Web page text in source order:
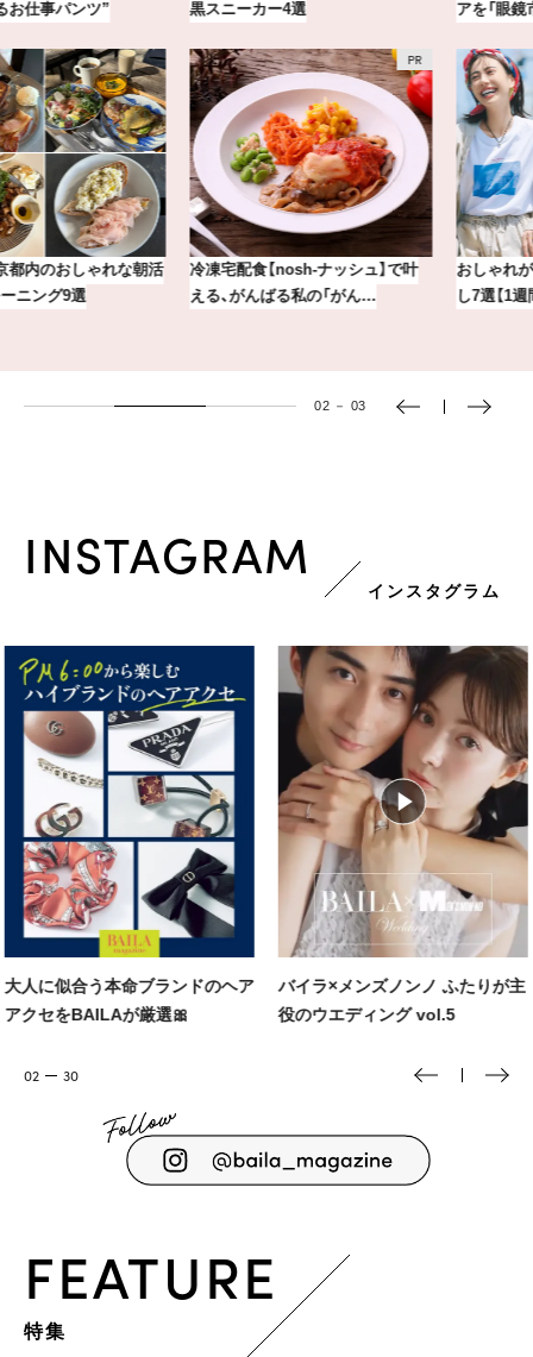
黒スニーカー4選
アを「眼鏡市場」で探して。
冷凍宅配食【nosh-ナッシュ】で叶
える、がんばる私の「がん…
おしゃれが即決まる！真夏の着こな
し7選【1週間コーデまとめ】
03 － 03
INSTAGRAM
インスタグラム
バイラ×メンズノンノ ふたりが主
役のウエディング vol.5
MISAMOが登場💕ReFa新製品
ブランドビジョン発表会レポ📷️
03 30
FEATURE
特集